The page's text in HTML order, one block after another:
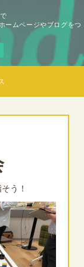
ームページやブログをつ
う！